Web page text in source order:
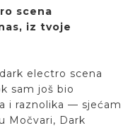
scena
iz tvoje
electro scena
sam još bio
i raznolika — sjećam
Močvari, Dark